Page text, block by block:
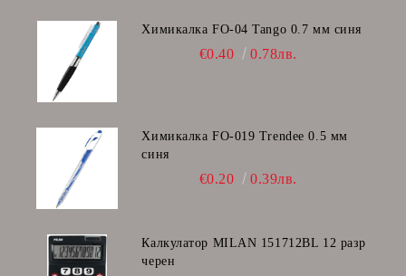
Химикалка FO-04 Tango 0.7 мм синя
€0.40 0.78лв.
Химикалка FO-019 Trendee 0.5 мм
синя
€0.20 0.39лв.
Калкулатор MILAN 151712BL 12 разр
черен